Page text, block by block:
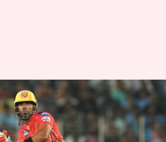
कीमत में बिके इन
प्रदर्शन से किया